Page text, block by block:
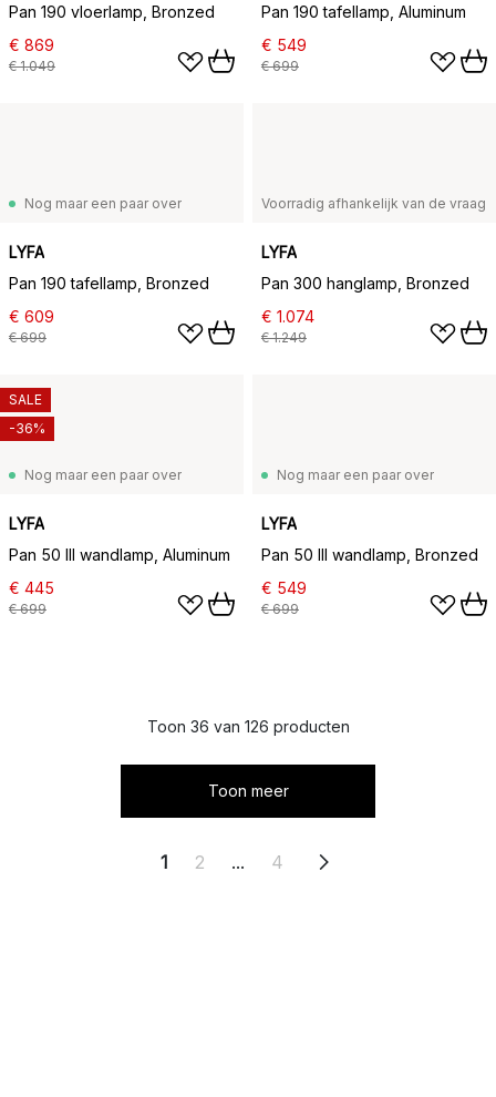
Pan 190 vloerlamp, Bronzed
€ 869
€ 1.049
Pan 190 tafellamp, Aluminum
€ 549
€ 699
Nog maar een paar over
LYFA
Pan 190 tafellamp, Bronzed
€ 609
€ 699
Voorradig afhankelijk van de vraag
LYFA
Pan 300 hanglamp, Bronzed
€ 1.074
€ 1.249
Nog maar een paar over
LYFA
Pan 50 III wandlamp, Aluminum
€ 445
€ 699
SALE
-36%
Nog maar een paar over
LYFA
Pan 50 III wandlamp, Bronzed
€ 549
€ 699
Toon 36 van 126 producten
Toon meer
1 2 ... 4